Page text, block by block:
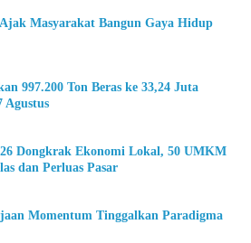
Masyarakat Bangun Gaya Hidup
997.200 Ton Beras ke 33,24 Juta
Agustus
Dongkrak Ekonomi Lokal, 50 UMKM
dan Perluas Pasar
Momentum Tinggalkan Paradigma